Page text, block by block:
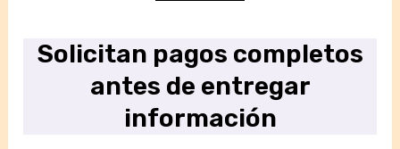
Solicitan pagos completos
antes de entregar
información